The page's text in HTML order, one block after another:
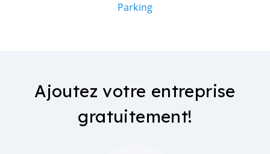
Parking
Ajoutez votre entreprise
gratuitement!